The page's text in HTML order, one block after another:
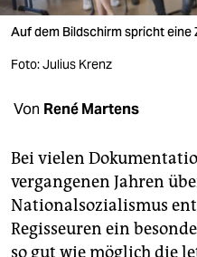
verlag
shop
fragen & hilfe
unterstützen
abo
Auf dem Bildschirm spricht eine
Foto: Julius Krenz
Von René Martens
Bei vielen
vergangenen Jahren
Nationalsozialismus
Regisseuren ein
so gut wie möglich die